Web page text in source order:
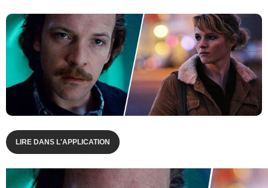
LIRE DANS L'APPLICATION